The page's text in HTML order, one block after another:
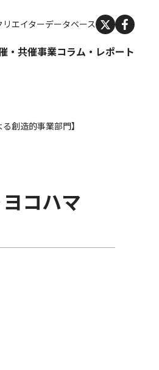
エイターデータベース
・共催事業コラム・レポート
創造的事業部門】
コハマ